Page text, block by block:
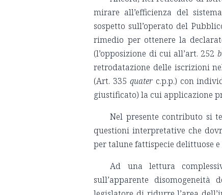
mirare all’efficienza del
sospetto sull’operato del
rimedio per ottenere la
(l’opposizione di cui all’art. 252
retrodatazione delle iscrizioni
(Art. 335quater c.p.p.) con
giustificato) la cui applicazione
Nel presente contributo si
questioni interpretative che
per talune fattispecie delittuose
Ad una lettura
sull’apparente